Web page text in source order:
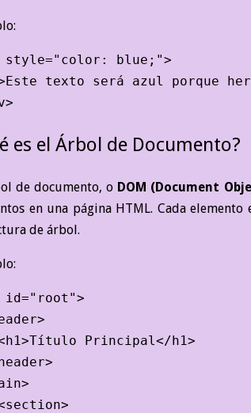
style="color: blue;">
texto será azul porque
es el Árbol de Documento?
de documento, o DOM (Document
en una página HTML. Cada
de árbol.
id="root">
Principal</h1>